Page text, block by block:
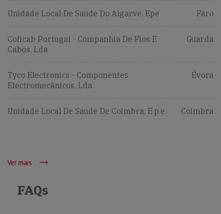
Unidade Local De Saúde Do Algarve, Epe Faro
Coficab Portugal - Companhia De Fios E
Cabos, Lda
Guarda
Tyco Electronics - Componentes
Electromecânicos, Lda
Évora
Unidade Local De Saúde De Coimbra, E.p.e. Coimbra
Ver mais
FAQs